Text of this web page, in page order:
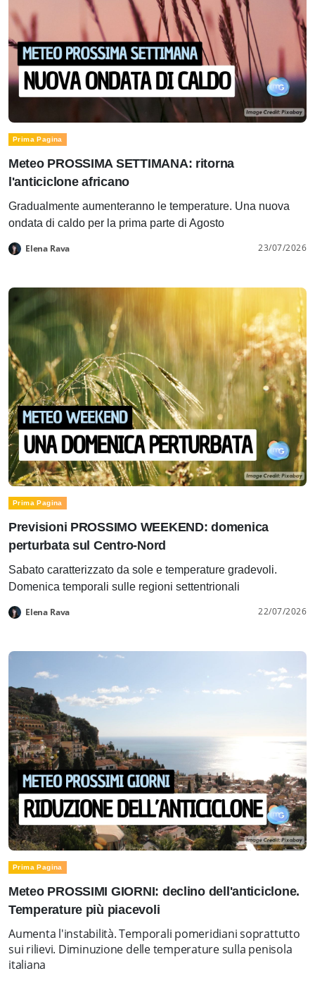
Prima Pagina
Meteo PROSSIMA SETTIMANA: ritorna
l'anticiclone africano
Gradualmente aumenteranno le temperature. Una nuova
ondata di caldo per la prima parte di Agosto
Elena Rava 23/07/2026
Prima Pagina
Previsioni PROSSIMO WEEKEND: domenica
perturbata sul Centro-Nord
Sabato caratterizzato da sole e temperature gradevoli.
Domenica temporali sulle regioni settentrionali
Elena Rava 22/07/2026
Prima Pagina
Meteo PROSSIMI GIORNI: declino dell'anticiclone.
Temperature più piacevoli
Aumenta l'instabilità. Temporali pomeridiani soprattutto
sui rilievi. Diminuzione delle temperature sulla penisola
italiana